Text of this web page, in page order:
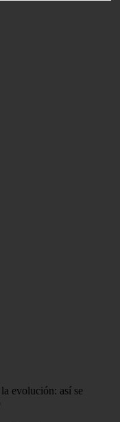
evolución: así se